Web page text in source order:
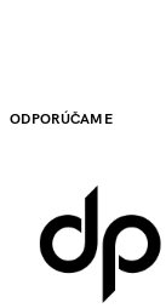
ODPORÚČAME